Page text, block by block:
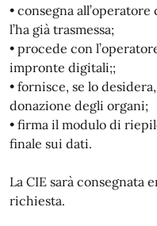
• consegna
l’ha già trasmessa;
• procede con
impronte digitali;;
• fornisce, se lo
donazione degli organi;
• firma il modulo di
finale sui dati.
La CIE sarà consegnata
richiesta.